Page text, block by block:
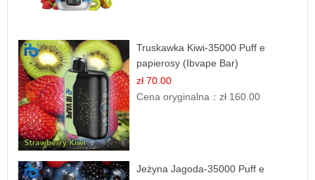
Truskawka Kiwi-35000 Puff e
papierosy (Ibvape Bar)
zł 70.00
Cena oryginalna：zł 160.00
Jeżyna Jagoda-35000 Puff e